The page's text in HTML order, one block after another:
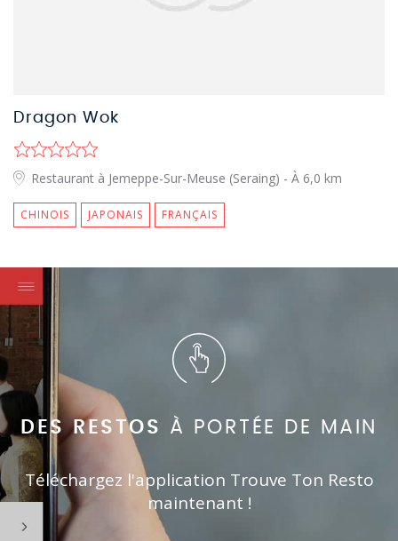
Dragon Wok
Restaurant à Jemeppe-Sur-Meuse (Seraing) - À 6,0 km
CHINOIS JAPONAIS FRANÇAIS
DES RESTOS À PORTÉE DE MAIN
Téléchargez l'application Trouve Ton Resto
maintenant !